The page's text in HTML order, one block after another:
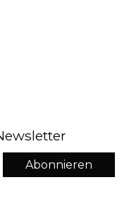
Abonnieren